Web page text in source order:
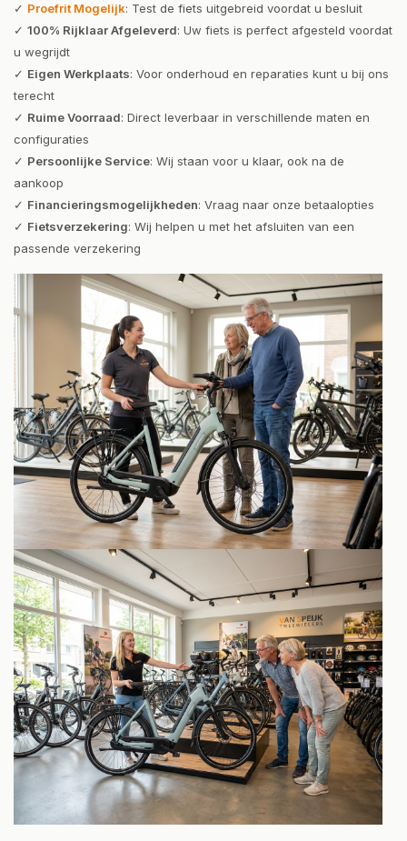
✓ Proefrit Mogelijk: Test de fiets uitgebreid voordat u besluit
✓ 100% Rijklaar Afgeleverd: Uw fiets is perfect afgesteld voordat
u wegrijdt
✓ Eigen Werkplaats: Voor onderhoud en reparaties kunt u bij ons
terecht
✓ Ruime Voorraad: Direct leverbaar in verschillende maten en
configuraties
✓ Persoonlijke Service: Wij staan voor u klaar, ook na de
aankoop
✓ Financieringsmogelijkheden: Vraag naar onze betaalopties
✓ Fietsverzekering: Wij helpen u met het afsluiten van een
passende verzekering